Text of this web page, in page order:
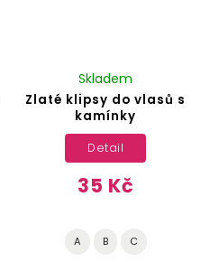
Zlaté klipsy do vlasů s
kamínky
Skladem
35 Kč
Detail
A B C